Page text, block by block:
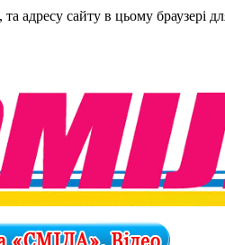
адресу сайту в цьому браузері